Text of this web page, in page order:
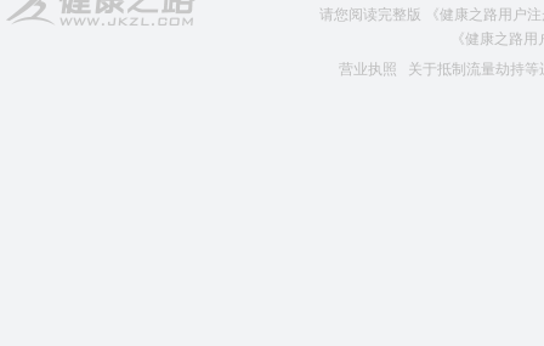
请您阅读完整版
《健康之路用户
《健康之路
营业执照
关于抵制流量劫持